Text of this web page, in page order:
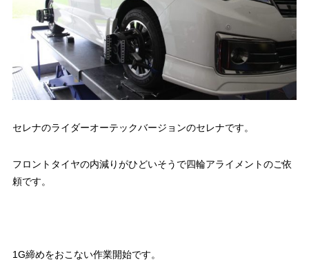
セレナのライダーオーテックバージョンのセレナです。
フロントタイヤの内減りがひどいそうで四輪アライメントのご依
頼です。
1G締めをおこない作業開始です。